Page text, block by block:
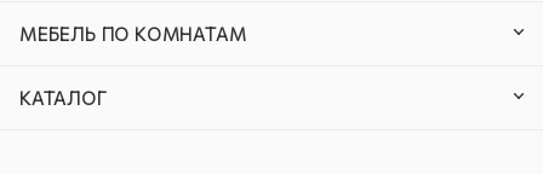
МЕБЕЛЬ ПО КОМНАТАМ
КАТАЛОГ